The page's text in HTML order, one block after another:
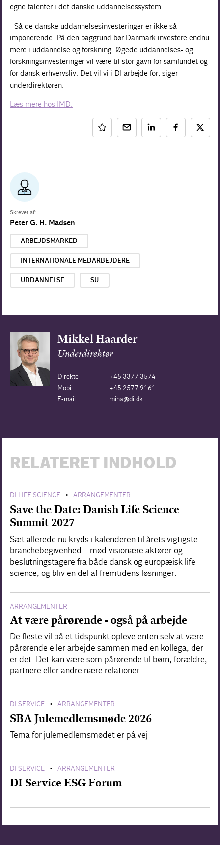
egne talenter i det danske uddannelsessystem.
- Så de danske uddannelsesinvesteringer er ikke så
imponerende. På den baggrund bør Danmark investere endnu
mere i uddannelse og forskning. Øgede uddannelses- og
forskningsinvesteringer vil være til stor gavn for samfundet og
for dansk erhvervsliv. Det vil vi i DI arbejde for, siger
underdirektøren.
Læs mere hos IMD.
Skrevet af:
Peter G. H. Madsen
ARBEJDSMARKED
INTERNATIONALE MEDARBEJDERE
UDDANNELSE SU
Mikkel Haarder
Underdirektør
Direkte
+45 3377 3574
Mobil
+45 2577 9161
E-mail
miha@di.dk
RELATERET INDHOLD
DI LIFE SCIENCE • ARRANGEMENTER
Save the Date: Danish Life Science
Summit 2027
Sæt allerede nu kryds i kalenderen til årets vigtigste
branchebegivenhed – mød visionære aktører og
beslutningstagere fra både dansk og europæisk life
science, og bliv en del af fremtidens løsninger.
ARRANGEMENTER
At være pårørende - også på arbejde
De fleste vil på et tidspunkt opleve enten selv at være
pårørende eller arbejde sammen med en kollega, der
er det. Det kan være som pårørende til børn, forældre,
partnere eller andre nære relationer…
DI SERVICE • ARRANGEMENTER
SBA Julemedlemsmøde 2026
Tema for julemedlemsmødet er på vej
DI SERVICE • ARRANGEMENTER
DI Service ESG Forum